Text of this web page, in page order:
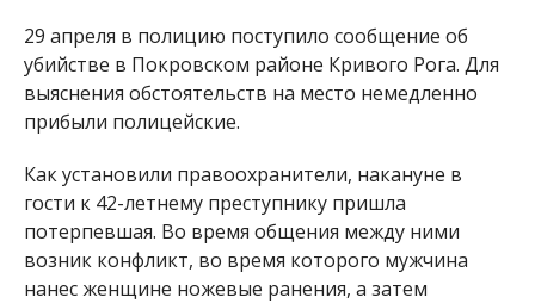
29 апреля в полицию поступило сообщение об
убийстве в Покровском районе Кривого Рога. Для
выяснения обстоятельств на место немедленно
прибыли полицейские.
Как установили правоохранители, накануне в
гости к 42-летнему преступнику пришла
потерпевшая. Во время общения между ними
возник конфликт, во время которого мужчина
нанес женщине ножевые ранения, а затем